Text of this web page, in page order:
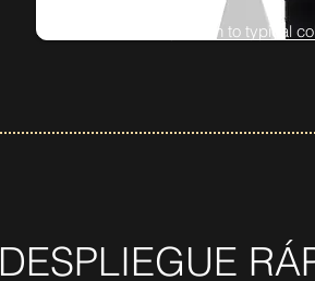
Size comparison to typical
DESPLIEGUE